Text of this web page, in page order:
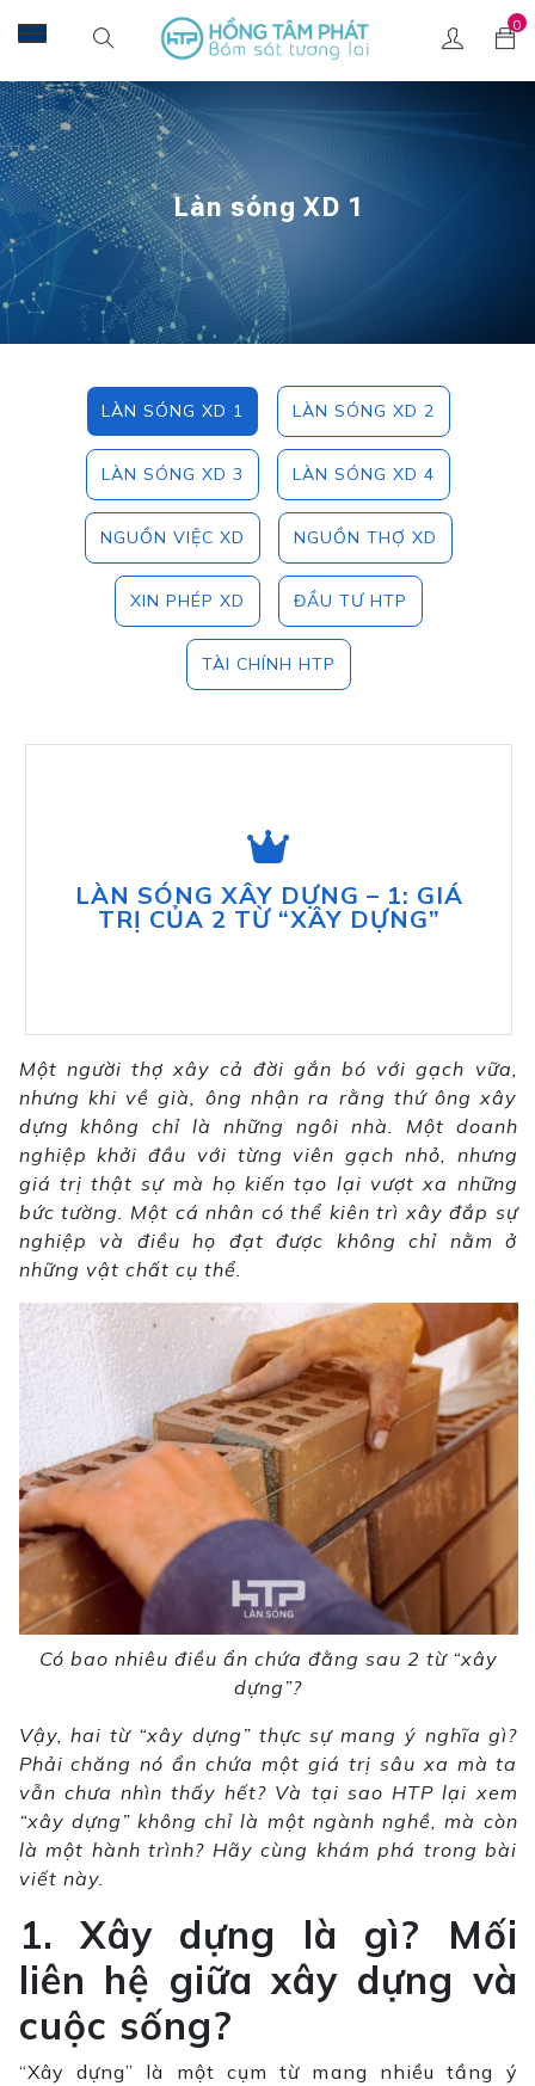
0
Làn sóng XD 1
LÀN SÓNG XD 1 LÀN SÓNG XD 2
LÀN SÓNG XD 3 LÀN SÓNG XD 4
NGUỒN VIỆC XD NGUỒN THỢ XD
XIN PHÉP XD ĐẦU TƯ HTP
TÀI CHÍNH HTP
LÀN SÓNG XÂY DỰNG – 1: GIÁ
TRỊ CỦA 2 TỪ “XÂY DỰNG”
Một người thợ xây cả đời gắn bó với gạch vữa,
nhưng khi về già, ông nhận ra rằng thứ ông xây
dựng không chỉ là những ngôi nhà. Một doanh
nghiệp khởi đầu với từng viên gạch nhỏ, nhưng
giá trị thật sự mà họ kiến tạo lại vượt xa những
bức tường. Một cá nhân có thể kiên trì xây đắp sự
nghiệp và điều họ đạt được không chỉ nằm ở
những vật chất cụ thể.
Có bao nhiêu điều ẩn chứa đằng sau 2 từ “xây
dựng”?
Vậy, hai từ “xây dựng” thực sự mang ý nghĩa gì?
Phải chăng nó ẩn chứa một giá trị sâu xa mà ta
vẫn chưa nhìn thấy hết? Và tại sao HTP lại xem
“xây dựng” không chỉ là một ngành nghề, mà còn
là một hành trình? Hãy cùng khám phá trong bài
viết này.
1. Xây dựng là gì? Mối
liên hệ giữa xây dựng và
cuộc sống?
“Xây dựng” là một cụm từ mang nhiều tầng ý